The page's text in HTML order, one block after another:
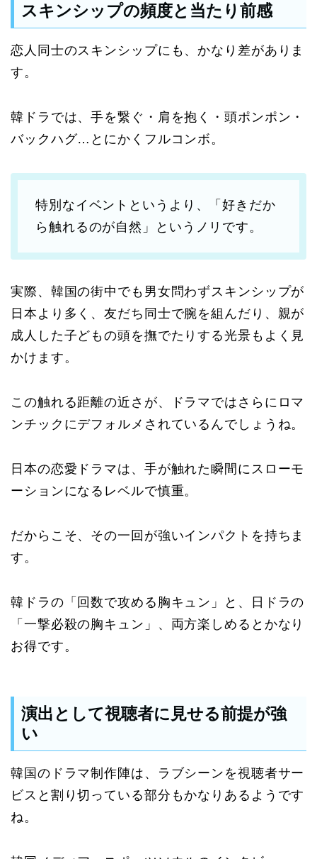
スキンシップの頻度と当たり前感
恋人同士のスキンシップにも、かなり差がありま
す。
韓ドラでは、手を繋ぐ・肩を抱く・頭ポンポン・
バックハグ…とにかくフルコンボ。
特別なイベントというより、「好きだか
ら触れるのが自然」というノリです。
実際、韓国の街中でも男女問わずスキンシップが
日本より多く、友だち同士で腕を組んだり、親が
成人した子どもの頭を撫でたりする光景もよく見
かけます。
この触れる距離の近さが、ドラマではさらにロマ
ンチックにデフォルメされているんでしょうね。
日本の恋愛ドラマは、手が触れた瞬間にスローモ
ーションになるレベルで慎重。
だからこそ、その一回が強いインパクトを持ちま
す。
韓ドラの「回数で攻める胸キュン」と、日ドラの
「一撃必殺の胸キュン」、両方楽しめるとかなり
お得です。
演出として視聴者に見せる前提が強
い
韓国のドラマ制作陣は、ラブシーンを視聴者サー
ビスと割り切っている部分もかなりあるようです
ね。